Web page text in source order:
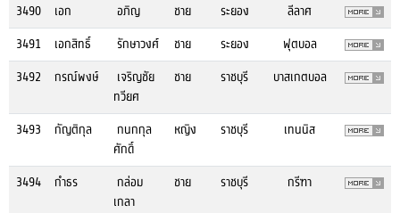
3490
เอก อภิญ ชาย ระยอง
ลีลาศ
3491
เอกสิทธิ์ รักษาวงศ์ ชาย ระยอง
ฟุตบอล
3492
กรณ์พงษ์
เจริญชัย
ทวียศ
ชาย ราชบุรี บาสเกตบอล
3493 กัญติกุล
กนกกุล
ศักดิ์
หญิง ราชบุรี เทนนิส
3494 กำธร
กล่อม
เกลา
ชาย ราชบุรี กรีฑา